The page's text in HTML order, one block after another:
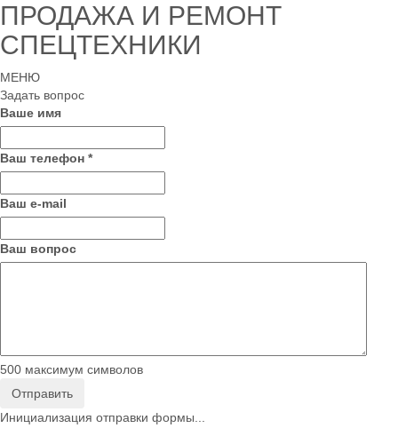
ПРОДАЖА И РЕМОНТ
СПЕЦТЕХНИКИ
МЕНЮ
Задать вопрос
Ваше имя
Ваш телефон *
Ваш е-mail
Ваш вопрос
500 максимум символов
Отправить
Инициализация отправки формы...